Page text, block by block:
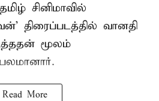
சினிமாவில்
திரைப்படத்தில் வானதி
மூலம்
Read More